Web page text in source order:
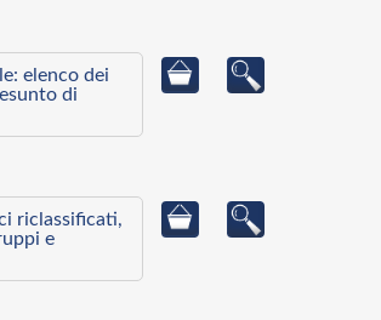
elenco dei
di
riclassificati,
e